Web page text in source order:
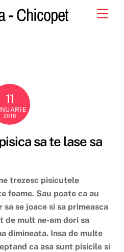
- Chicopet
11
2018
sa te lase sa
trezesc pisicutele
foame. Sau poate ca au
se joace si sa primeasca
de mult ne-am dori sa
dimineata. Insa de multe
ca asa sunt pisicile si